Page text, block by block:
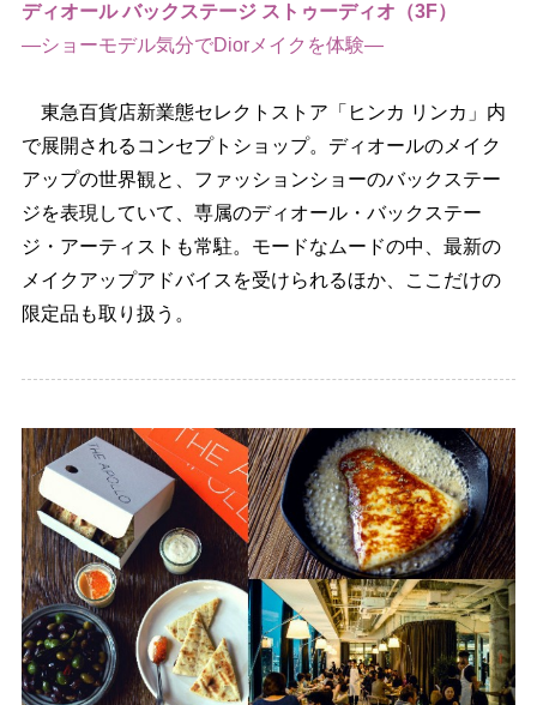
ディオール バックステージ ストゥーディオ（3F）
―ショーモデル気分でDiorメイクを体験―
東急百貨店新業態セレクトストア「ヒンカ リンカ」内
で展開されるコンセプトショップ。ディオールのメイク
アップの世界観と、ファッションショーのバックステー
ジを表現していて、専属のディオール・バックステー
ジ・アーティストも常駐。モードなムードの中、最新の
メイクアップアドバイスを受けられるほか、ここだけの
限定品も取り扱う。